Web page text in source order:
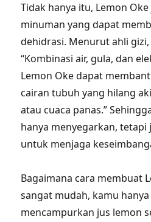
Tidak hanya itu, Lemon
minuman yang dapat
dehidrasi. Menurut ahli gizi,
“Kombinasi air, gula, dan
Lemon Oke dapat
cairan tubuh yang hilang
atau cuaca panas.”
hanya menyegarkan,
untuk menjaga
Bagaimana cara membuat
sangat mudah, kamu
mencampurkan jus lemon